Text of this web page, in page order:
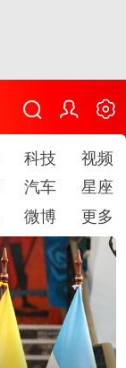
科技
视频
汽车
星座
微博 更多